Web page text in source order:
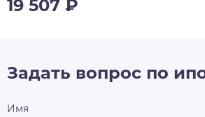
19 507 ₽
Задать вопрос по
Имя